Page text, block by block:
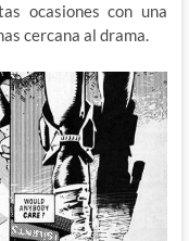
ocasiones con una
cercana al drama.